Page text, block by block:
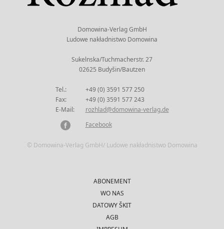
Domowina-Verlag GmbH
Ludowe nakładnistwo Domowina
Sukelnska/Tuchmacherstr. 27
02625 Budyšin/Bautzen
Tel.:
+49 (0) 3591 577 250
Fax:
+49 (0) 3591 577 243
E-Mail:
rozhlad@domowina-verlag.de
Facebook
© Domowina-Verlag GmbH/ Ludowe nakładnistwo Domowina
ABONEMENT
WO NAS
DATOWY ŠKIT
AGB